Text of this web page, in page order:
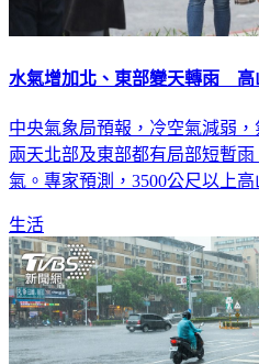
水氣增加北、東部變天轉雨 高
中央氣象局預報，冷空氣減弱
兩天北部及東部都有局部短暫
氣。專家預測，3500公尺以上高
生活